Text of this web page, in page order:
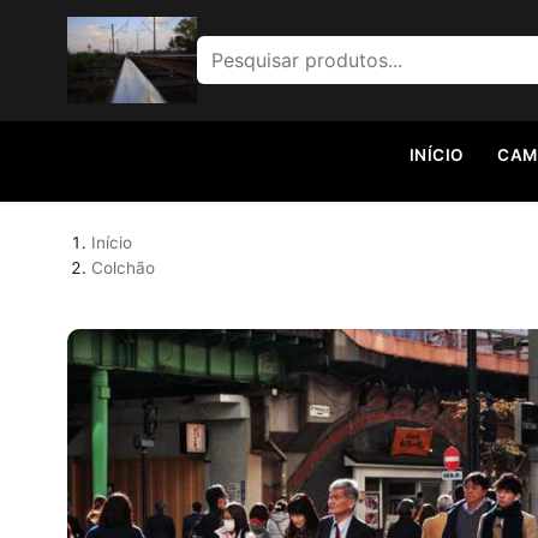
Pesquisar por:
INÍCIO
Início
Colchão